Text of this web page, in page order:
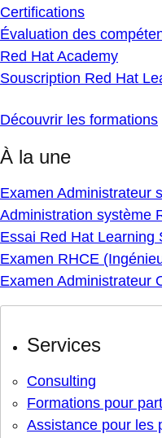
Certifications
Évaluation des
Red Hat Academy
Souscription Red Hat
Découvrir les formations
À la une
Examen Administrateur
Administration système
Essai Red Hat Learning
Examen RHCE
Examen Administrateur
Services
Consulting
Formations pour
Assistance pour les